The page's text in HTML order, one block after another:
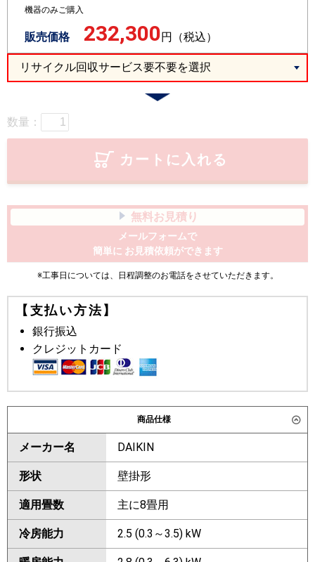
機器のみご購入
販売価格 232,300円（税込）
数量：
カートに入れる
無料お見積り
メールフォームで
簡単に お見積依頼ができます
※工事日については、日程調整のお電話をさせていただきます。
【支払い方法】
銀行振込
クレジットカード
商品仕様
メーカー名 DAIKIN
形状 壁掛形
適用畳数 主に8畳用
冷房能力 2.5 (0.3～3.5) kW